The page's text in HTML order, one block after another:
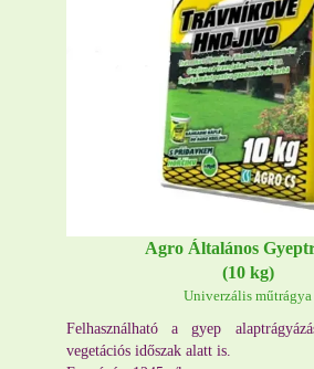
Agro Általános
(10 kg)
Univerzális műtrágya
Felhasználható a gyep
vegetációs időszak alatt is.